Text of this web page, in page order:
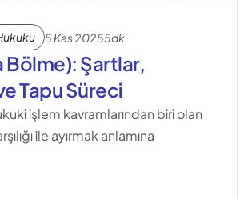
5 Kas 20255dk
Bölme): Şartlar,
Tapu Süreci
işlem kavramlarından biri olan
ile ayırmak anlamına